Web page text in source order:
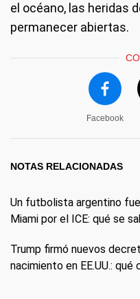
el océano, las heridas
permanecer abiertas.
Facebook
NOTAS RELACIONADAS
Un futbolista argentino
Miami por el ICE: qué se
Trump firmó nuevos
nacimiento en EE.UU.: qué